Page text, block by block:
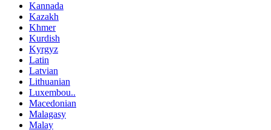
Kannada
Kazakh
Khmer
Kurdish
Kyrgyz
Latin
Latvian
Lithuanian
Luxembou..
Macedonian
Malagasy
Malay